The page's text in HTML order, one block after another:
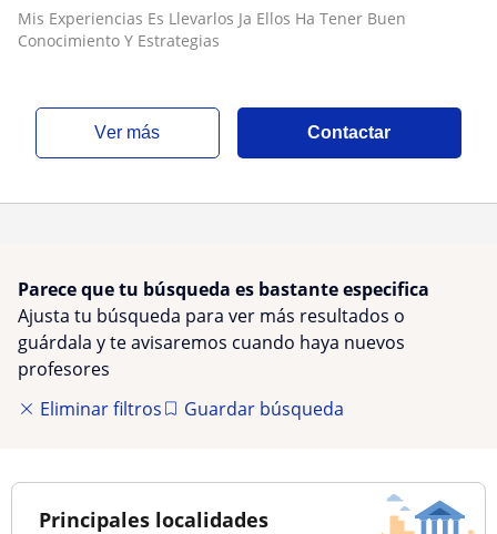
Mis Experiencias Es Llevarlos Ja Ellos Ha Tener Buen
Conocimiento Y Estrategias
ver más Contactar
Parece que tu búsqueda es bastante especifica
Ajusta tu búsqueda para ver más resultados o
guárdala y te avisaremos cuando haya nuevos
profesores
Eliminar filtros
Guardar búsqueda
Principales localidades